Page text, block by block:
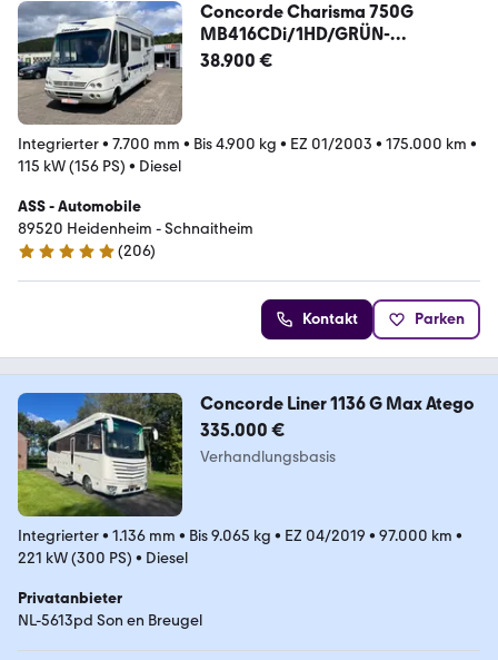
Concorde Charisma 750G
MB416CDi/1HD/GRÜN-
EU4/Solar/Wechse
38.900 €
Integrierter• 7.700 mm • Bis 4.900 kg • EZ 01/2003 • 175.000 km •
115 kW (156 PS) • Diesel
ASS - Automobile
89520 Heidenheim - Schnaitheim
4.9 Sterne
(206)
Kontakt Parken
Concorde Liner 1136 G Max Atego
335.000 €
Verhandlungsbasis
Integrierter• 1.136 mm • Bis 9.065 kg • EZ 04/2019 • 97.000 km •
221 kW (300 PS) • Diesel
Privatanbieter
NL-5613pd Son en Breugel